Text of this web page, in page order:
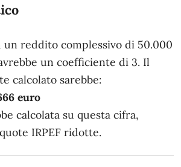
un reddito complessivo di 50.000
un coefficiente di 3. Il
calcolato sarebbe:
euro
calcolata su questa cifra,
IRPEF ridotte.